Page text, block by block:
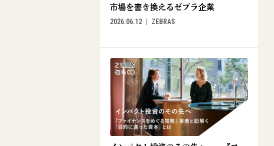
市場を書き換えるゼブラ企業
2026.06.12
ZEBRAS